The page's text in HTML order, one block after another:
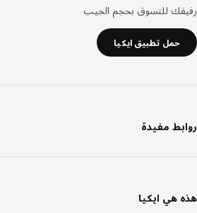
للتسوق بحجم الجيب
حمل تطبيق ايكيا
مفيدة
هي ايكيا